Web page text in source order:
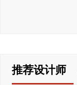
推荐设计师